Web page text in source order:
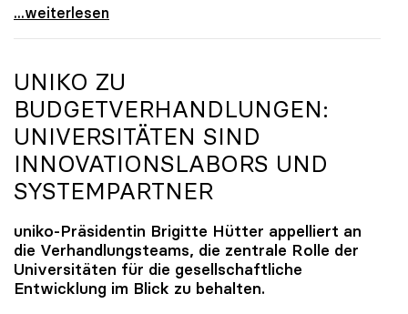
\"Österreich ist für die heimischen Universitäten
...weiterlesen
UNIKO ZU
BUDGETVERHANDLUNGEN:
UNIVERSITÄTEN SIND
INNOVATIONSLABORS UND
SYSTEMPARTNER
uniko-Präsidentin Brigitte Hütter appelliert an
die Verhandlungsteams, die zentrale Rolle der
Universitäten für die gesellschaftliche
Entwicklung im Blick zu behalten.